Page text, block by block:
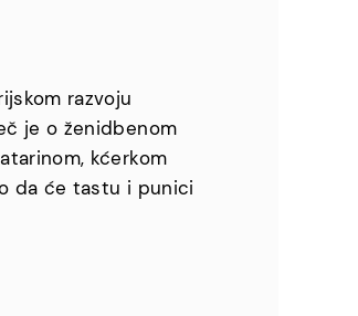
razvoju
je o ženidbenom
kćerkom
da će tastu i punici